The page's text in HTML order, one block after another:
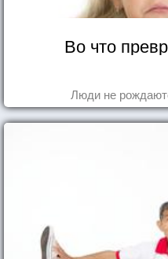
Во что
Люди не